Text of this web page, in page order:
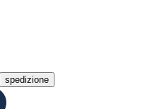
spedizione